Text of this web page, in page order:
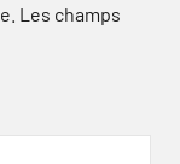
Les champs